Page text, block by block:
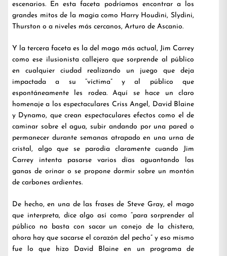
escenarios. En esta faceta podríamos encontrar a los
grandes mitos de la magia como Harry Houdini, Slydini,
Thurston o a niveles más cercanos, Arturo de Ascanio.
Y la tercera faceta es la del mago más actual, Jim Carrey
como ese ilusionista callejero que sorprende al público
en cualquier ciudad realizando un juego que deja
impactada a su “víctima” y al público que
espontáneamente les rodea. Aquí se hace un claro
homenaje a los espectaculares Criss Angel, David Blaine
y Dynamo, que crean espectaculares efectos como el de
caminar sobre el agua, subir andando por una pared o
permanecer durante semanas atrapado en una urna de
cristal, algo que se parodia claramente cuando Jim
Carrey intenta pasarse varios días aguantando las
ganas de orinar o se propone dormir sobre un montón
de carbones ardientes.
De hecho, en una de las frases de Steve Gray, el mago
que interpreta, dice algo así como “para sorprender al
público no basta con sacar un conejo de la chistera,
ahora hay que sacarse el corazón del pecho” y eso mismo
fue lo que hizo David Blaine en un programa de